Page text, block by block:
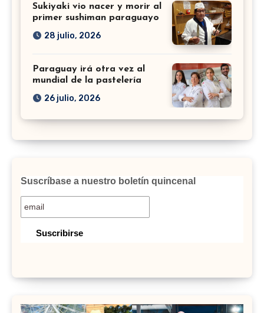
Sukiyaki vio nacer y morir al
primer sushiman paraguayo
28 julio, 2026
Paraguay irá otra vez al
mundial de la pastelería
26 julio, 2026
Suscríbase a nuestro boletín quincenal